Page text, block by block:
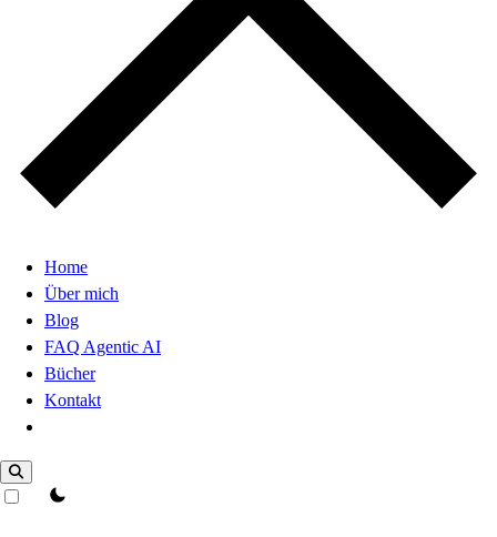
Home
Über mich
Blog
FAQ Agentic AI
Bücher
Kontakt
theme switcher